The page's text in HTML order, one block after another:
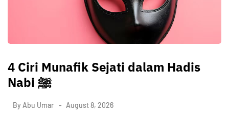
4 Ciri Munafik Sejati dalam Hadis
Nabi ﷺ
By Abu Umar August 8, 2026